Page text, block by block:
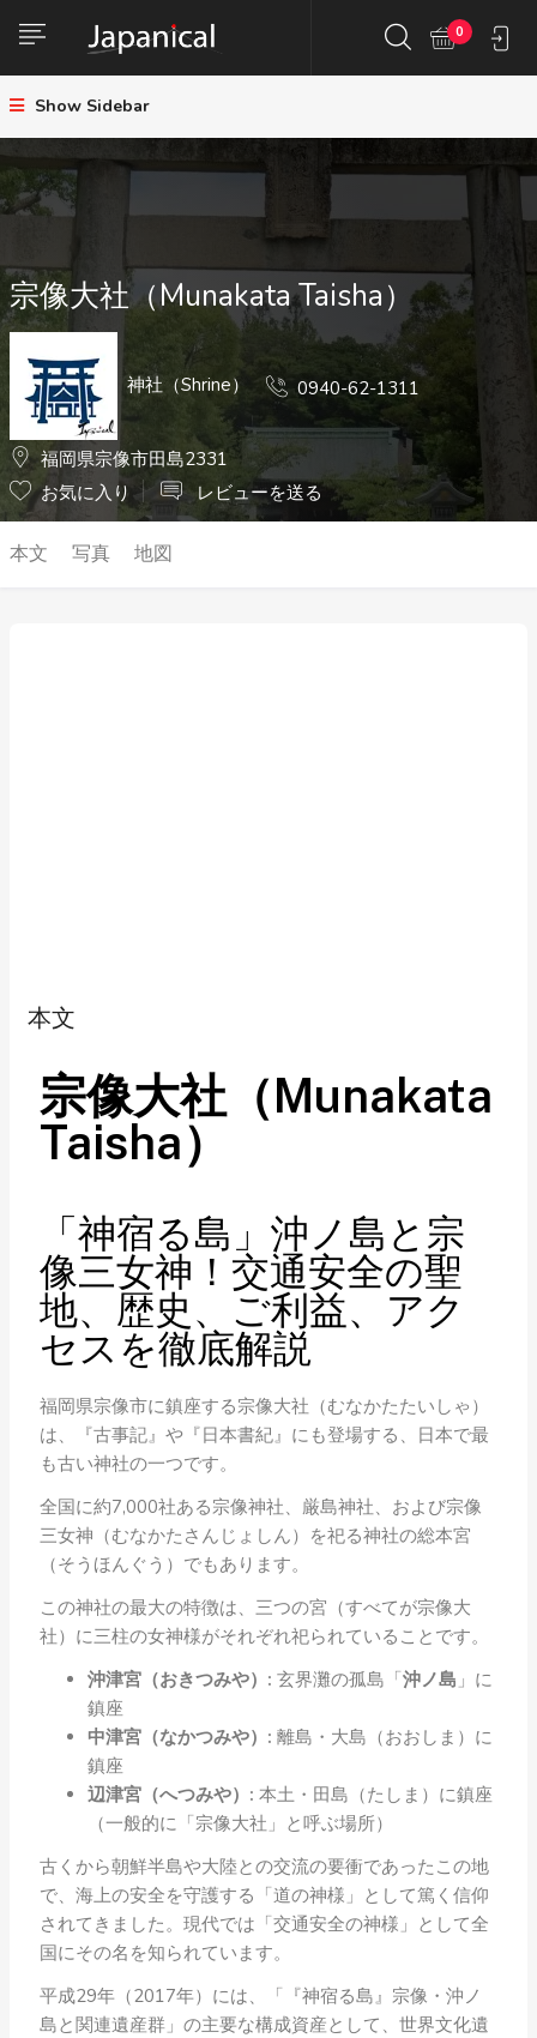
0
Show Sidebar
宗像大社（Munakata Taisha）
神社（Shrine） 0940-62-1311
福岡県宗像市田島2331
お気に入り
レビューを送る
本文 写真 地図
本文
宗像大社（Munakata
Taisha）
「神宿る島」沖ノ島と宗
像三女神！交通安全の聖
地、歴史、ご利益、アク
セスを徹底解説
福岡県宗像市に鎮座する宗像大社（むなかたたいしゃ）
は、『古事記』や『日本書紀』にも登場する、日本で最
も古い神社の一つです。
全国に約7,000社ある宗像神社、厳島神社、および宗像
三女神（むなかたさんじょしん）を祀る神社の総本宮
（そうほんぐう）でもあります。
この神社の最大の特徴は、三つの宮（すべてが宗像大
社）に三柱の女神様がそれぞれ祀られていることです。
沖津宮（おきつみや）: 玄界灘の孤島「沖ノ島 」に
鎮座
中津宮（なかつみや）: 離島・大島（おおしま）に
鎮座
辺津宮（へつみや）: 本土・田島（たしま）に鎮座
（一般的に「宗像大社」と呼ぶ場所）
古くから朝鮮半島や大陸との交流の要衝であったこの地
で、海上の安全を守護する「道の神様」として篤く信仰
されてきました。現代では「交通安全の神様」として全
国にその名を知られています。
平成29年（2017年）には、「『神宿る島』宗像・沖ノ
島と関連遺産群」の主要な構成資産として、世界文化遺